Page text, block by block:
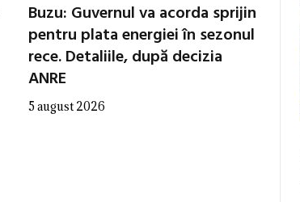
Buzu: Guvernul va acorda sprijin
pentru plata energiei în sezonul
rece. Detaliile, după decizia
ANRE
5 august 2026